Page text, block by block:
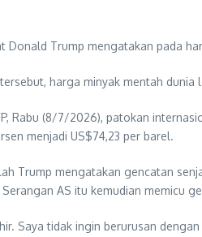
Donald Trump mengatakan pada
harga minyak mentah
Rabu (8/7/2026), patokan
menjadi US$74,23 per barel.
Trump mengatakan gencatan
AS itu kemudian memicu
Saya tidak ingin berurusan